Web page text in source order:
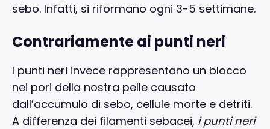
sebo. Infatti, si riformano ogni 3-5 settimane.
Contrariamente ai punti neri
I punti neri invece rappresentano un blocco
nei pori della nostra pelle causato
dall’accumulo di sebo, cellule morte e detriti.
A differenza dei filamenti sebacei, i punti neri